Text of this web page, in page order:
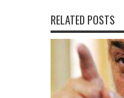
RELATED POSTS